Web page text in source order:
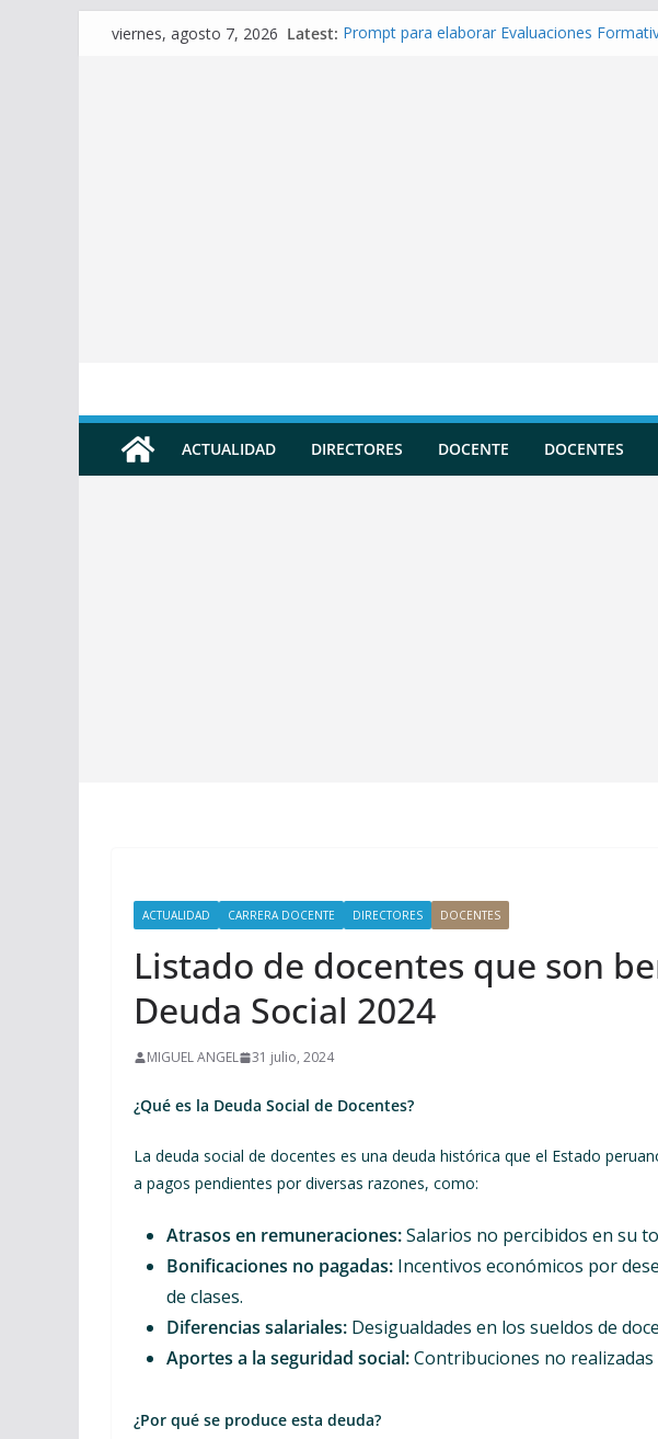
Skipviernes, agosto 7, 2026 Latest: Prompt para elaborar Evaluaciones
ACTUALIDAD DIRECTORES DOCENTE DOCENTES
ACTUALIDAD CARRERA DOCENTE DIRECTORES DOCENTES
Listado de docentes que son
Deuda Social 2024
MIGUEL ANGEL 31 julio, 2024
¿Qué es la Deuda Social de Docentes?
La deuda social de docentes es una deuda histórica que el Estado
a pagos pendientes por diversas razones, como:
Atrasos en remuneraciones:Salarios no percibidos en su
Bonificaciones no pagadas: Incentivos económicos por
de clases.
Diferencias salariales: Desigualdades en los sueldos de
Aportes a la seguridad social:Contribuciones no
¿Por qué se produce esta deuda?